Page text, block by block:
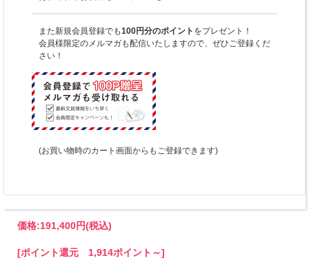
また新規会員登録でも100円分のポイント をプレゼント！
会員様限定のメルマガも配信いたしますので、ぜひご登録くだ
さい！
(お買い物時のカート画面からもご登録できます)
価格:191,400円(税込)
[ポイント還元 1,914ポイント～]